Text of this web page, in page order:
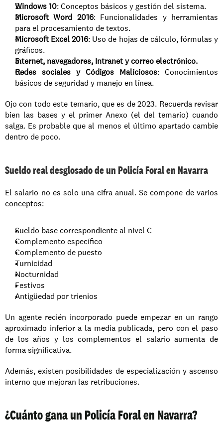
Windows 10: Conceptos básicos y gestión del sistema.
Microsoft Word 2016: Funcionalidades y herramientas
para el procesamiento de textos.
Microsoft Excel 2016: Uso de hojas de cálculo, fórmulas y
gráficos.
Internet, navegadores, Intranet y correo electrónico.
Redes sociales y Códigos Maliciosos: Conocimientos
básicos de seguridad y manejo en línea.
Ojo con todo este temario, que es de 2023. Recuerda revisar
bien las bases y el primer Anexo (el del temario) cuando
salga. Es probable que al menos el último apartado cambie
dentro de poco.
Sueldo real desglosado de un Policía Foral en Navarra
El salario no es solo una cifra anual. Se compone de varios
conceptos:
Sueldo base correspondiente al nivel C
Complemento específico
Complemento de puesto
Turnicidad
Nocturnidad
Festivos
Antigüedad por trienios
Un agente recién incorporado puede empezar en un rango
aproximado inferior a la media publicada, pero con el paso
de los años y los complementos el salario aumenta de
forma significativa.
Además, existen posibilidades de especialización y ascenso
interno que mejoran las retribuciones.
¿Cuánto gana un Policía Foral en Navarra?